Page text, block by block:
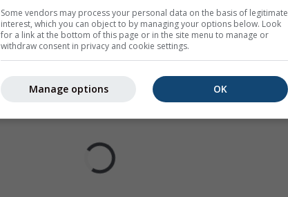
Some vendors may process your personal data on the basis of legitimate
interest, which you can object to by managing your options below. Look
for a link at the bottom of this page or in the site menu to manage or
withdraw consent in privacy and cookie settings.
OK
Manage options